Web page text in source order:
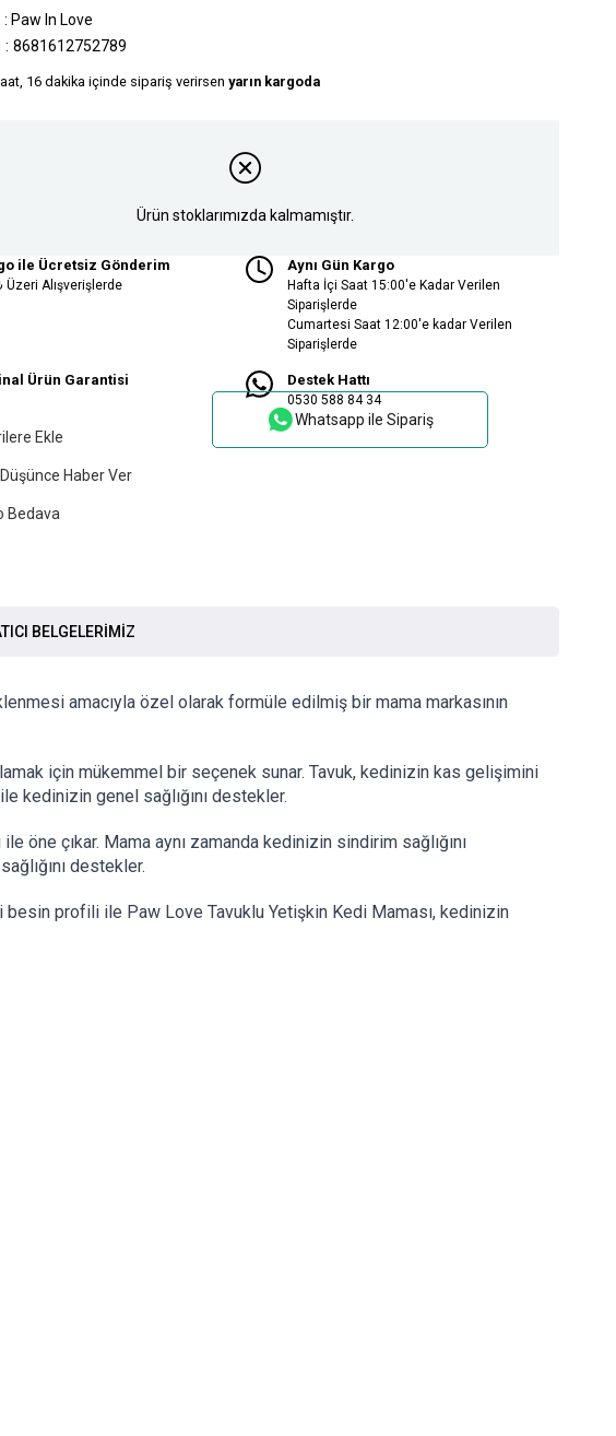
: Paw In Love
8681612752789
16 dakika içinde sipariş verirsen yarın kargoda
Ürün stoklarımızda kalmamıştır.
ile Ücretsiz Gönderim
Üzeri Alışverişlerde
Aynı Gün Kargo
Hafta İçi Saat 15:00'e Kadar Verilen
Siparişlerde
Cumartesi Saat 12:00'e kadar Verilen
Siparişlerde
Ürün Garantisi Destek Hattı
0530 588 84 34
Ekle
Haber Ver
Bedava
Whatsapp ile Sipariş
BELGELERİMİZ
amacıyla özel olarak formüle edilmiş bir mama markasının
için mükemmel bir seçenek sunar. Tavuk, kedinizin kas gelişimini
kedinizin genel sağlığını destekler.
öne çıkar. Mama aynı zamanda kedinizin sindirim sağlığını
destekler.
profili ile Paw Love Tavuklu Yetişkin Kedi Maması, kedinizin